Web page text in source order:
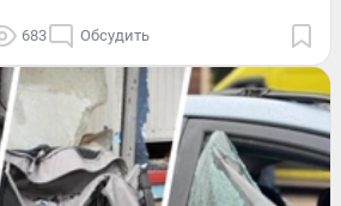
683 Обсудить